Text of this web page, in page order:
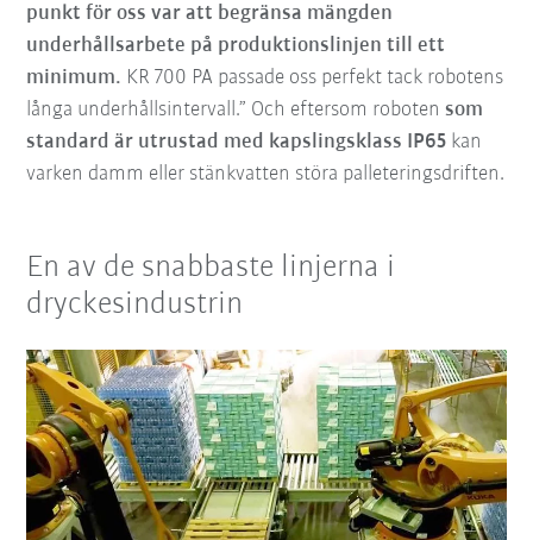
punkt för oss var att begränsa mängden
underhållsarbete på produktionslinjen till ett
minimum. KR 700 PA passade oss perfekt tack robotens
långa underhållsintervall.” Och eftersom robotensom
standard är utrustad med kapslingsklass IP65 kan
varken damm eller stänkvatten störa palleteringsdriften.
En av de snabbaste linjerna i
dryckesindustrin